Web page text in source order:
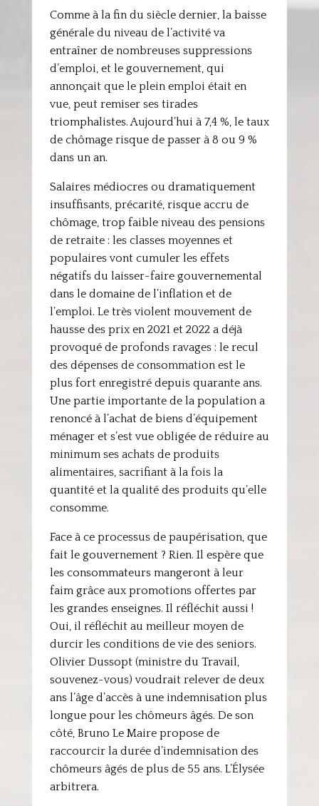
Comme à la fin du siècle dernier, la baisse
générale du niveau de l’activité va
entraîner de nombreuses suppressions
d’emploi, et le gouvernement, qui
annonçait que le plein emploi était en
vue, peut remiser ses tirades
triomphalistes. Aujourd’hui à 7,4 %, le taux
de chômage risque de passer à 8 ou 9 %
dans un an.
Salaires médiocres ou dramatiquement
insuffisants, précarité, risque accru de
chômage, trop faible niveau des pensions
de retraite : les classes moyennes et
populaires vont cumuler les effets
négatifs du laisser-faire gouvernemental
dans le domaine de l’inflation et de
l’emploi. Le très violent mouvement de
hausse des prix en 2021 et 2022 a déjà
provoqué de profonds ravages : le recul
des dépenses de consommation est le
plus fort enregistré depuis quarante ans.
Une partie importante de la population a
renoncé à l’achat de biens d’équipement
ménager et s’est vue obligée de réduire au
minimum ses achats de produits
alimentaires, sacrifiant à la fois la
quantité et la qualité des produits qu’elle
consomme.
Face à ce processus de paupérisation, que
fait le gouvernement ? Rien. Il espère que
les consommateurs mangeront à leur
faim grâce aux promotions offertes par
les grandes enseignes. Il réfléchit aussi !
Oui, il réfléchit au meilleur moyen de
durcir les conditions de vie des seniors.
Olivier Dussopt (ministre du Travail,
souvenez-vous) voudrait relever de deux
ans l’âge d’accès à une indemnisation plus
longue pour les chômeurs âgés. De son
côté, Bruno Le Maire propose de
raccourcir la durée d’indemnisation des
chômeurs âgés de plus de 55 ans. L’Élysée
arbitrera.